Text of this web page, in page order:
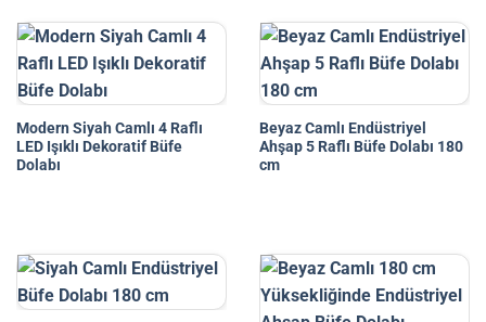
Modern Siyah Camlı 4 Raflı
LED Işıklı Dekoratif Büfe
Dolabı
Beyaz Camlı Endüstriyel
Ahşap 5 Raflı Büfe Dolabı 180
cm